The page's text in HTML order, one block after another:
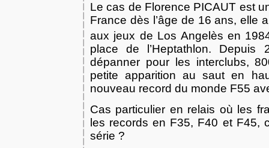
Le cas de Florence PICAUT est
France dès l’âge de 16 ans, elle
aux jeux de Los Angelès en
place de l’Heptathlon. Depuis
dépanner pour les interclubs,
petite apparition au saut en
nouveau record du monde F55
Cas particulier en relais où les
les records en F35, F40 et F45,
série ?